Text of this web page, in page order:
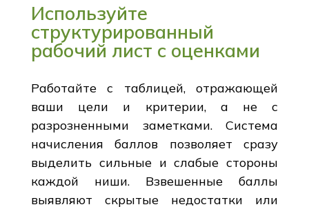
Используйте
структурированный
рабочий лист с оценками
Работайте с таблицей, отражающей
ваши цели и критерии, а не с
разрозненными заметками. Система
начисления баллов позволяет сразу
выделить сильные и слабые стороны
каждой ниши. Взвешенные баллы
выявляют скрытые недостатки или